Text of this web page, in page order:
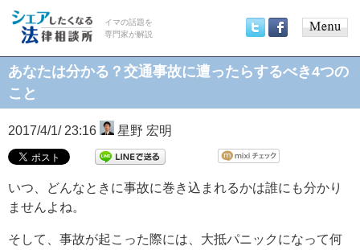
イマの話題を
専門家が解説
menu
あなたは分かる？交通事故に遭ったらするべき4つの
こと
2017/4/1/ 23:16 星野 宏明
いつ、どんなときに事故に巻き込まれるかは誰にも分かり
ませんよね。
そして、事故が起こった際には、大抵パニックになって何